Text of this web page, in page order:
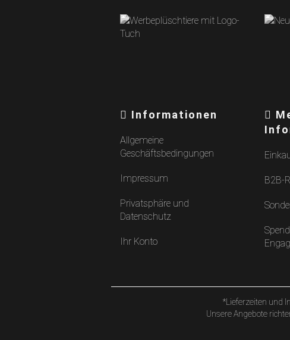
Informationen
Allgemeine
Geschäftsbedingungen
Impressum
Privatsphäre und
Datenschutz
Ihr Konto
B2B-
*Lieferzeiten und
Unsere Angebote